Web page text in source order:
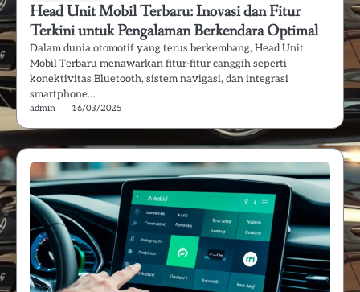
Head Unit Mobil Terbaru: Inovasi dan Fitur
Terkini untuk Pengalaman Berkendara Optimal
Dalam dunia otomotif yang terus berkembang, Head Unit
Mobil Terbaru menawarkan fitur-fitur canggih seperti
konektivitas Bluetooth, sistem navigasi, dan integrasi
smartphone…
admin 16/03/2025